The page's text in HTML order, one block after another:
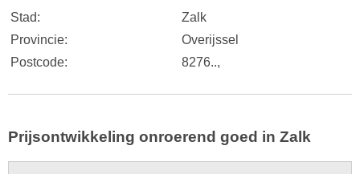
Stad:
Zalk
Provincie:
Overijssel
Postcode:
8276..,
Prijsontwikkeling onroerend goed in Zalk